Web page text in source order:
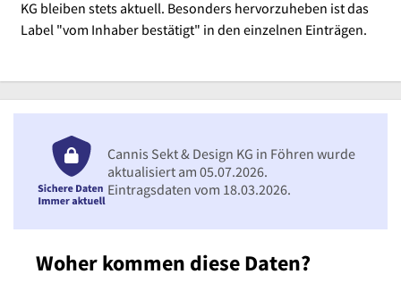
KG bleiben stets aktuell. Besonders hervorzuheben ist das
Label "vom Inhaber bestätigt" in den einzelnen Einträgen.
Woher kommen diese Daten?
Cannis Sekt & Design KG in Föhren wurde
aktualisiert am 05.07.2026.
Eintragsdaten vom 18.03.2026.